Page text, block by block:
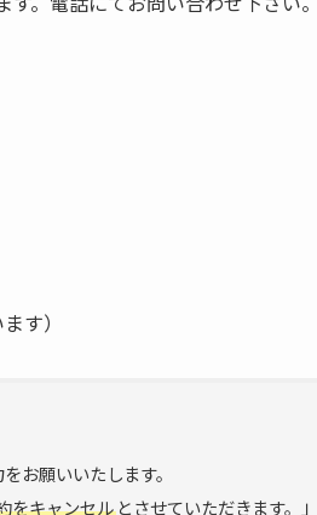
す）
お願いいたします。
をキャンセル とさせていただきます。